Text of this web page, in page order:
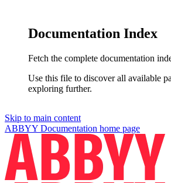
Documentation Index
Fetch the complete documentation
Use this file to discover all available
exploring further.
Skip to main content
ABBYY Documentation home page